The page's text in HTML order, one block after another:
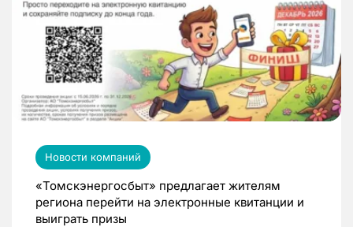
Новости компаний
«Томскэнергосбыт» предлагает жителям
региона перейти на электронные квитанции и
выиграть призы